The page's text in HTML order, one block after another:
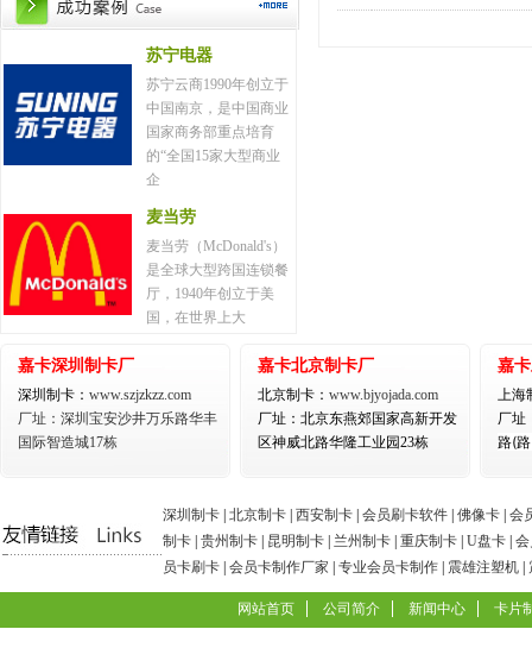
苏宁电器
苏宁云商1990年创立于
中国南京，是中国商业
国家商务部重点培育
的“全国15家大型商业
企
麦当劳
麦当劳（McDonald's）
是全球大型跨国连锁餐
厅，1940年创立于美
国，在世界上大
嘉卡深圳制卡厂
深圳制卡： www.szjzkzz.com
厂址：深圳宝安沙井万乐路华丰
国际智造城17栋
嘉卡北京制卡厂
北京制卡： www.bjyojada.com
厂址：北京东燕郊国家高新开发
区神威北路华隆工业园23栋
嘉
上海
厂址
路(
深圳制卡 北京制卡 西安制卡 会员刷卡软件 佛像卡 会
制卡 贵州制卡 昆明制卡 兰州制卡 重庆制卡 U盘卡
员卡刷卡 会员卡制作厂家 专业会员卡制作 震雄注塑机
网站首页 公司简介 新闻中心 卡片